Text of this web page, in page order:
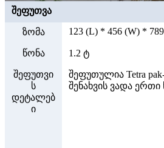
შეფუთვა
ზომა 123 (L) * 456 (W) *
წონა 1.2 ტ
შეფუთვი
ს
დეტალებ
ი
შეფუთულია Tetra
შენახვის ვადა